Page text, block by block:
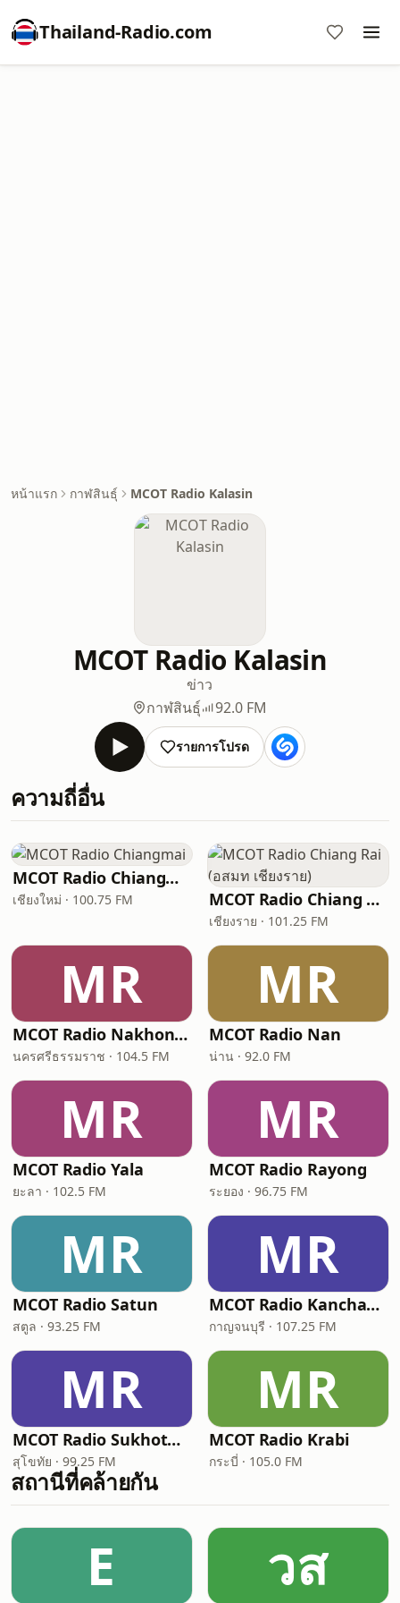
Thailand-Radio.com
หน้าแรก กาฬสินธุ์ MCOT Radio Kalasin
MCOT Radio Kalasin
ข่าว
กาฬสินธุ์
92.0 FM
รายการโปรด
ความถี่อื่น
MCOT Radio Chiangmai
เชียงใหม่ · 100.75 FM MCOT Radio Chiang Rai (อสมท เชียงราย)
เชียงราย · 101.25 FM
MR
MCOT Radio Nakhon Si Thammarat
นครศรีธรรมราช · 104.5 FM
MR
MCOT Radio Nan
น่าน · 92.0 FM
MR
MCOT Radio Yala
ยะลา · 102.5 FM
MR
MCOT Radio Rayong
ระยอง · 96.75 FM
MR
MCOT Radio Satun
สตูล · 93.25 FM
MR
MCOT Radio Kanchanaburi (อสมท กาญจนบุรี)
กาญจนบุรี · 107.25 FM
MR
MCOT Radio Sukhothai
สุโขทัย · 99.25 FM
MR
MCOT Radio Krabi
กระบี่ · 105.0 FM
สถานีที่คล้ายกัน
E วส